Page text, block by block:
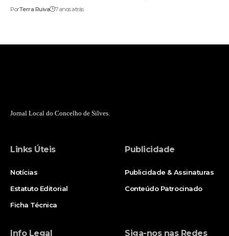
PorTerra Ruiva 7 anos atrás
Jornal Local do Concelho de Silves.
Links Úteis
Notícias
Estatuto Editorial
Ficha Técnica
Publicidade
Publicidade & Assinaturas
Conteúdo Patrocinado
Info Legal Siga-nos nas Redes